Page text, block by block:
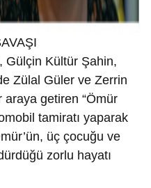
Gülçin Kültür Şahin,
Zülal Güler ve Zerrin
getiren “Ömür
tamiratı yaparak
üç çocuğu ve
zorlu hayatı